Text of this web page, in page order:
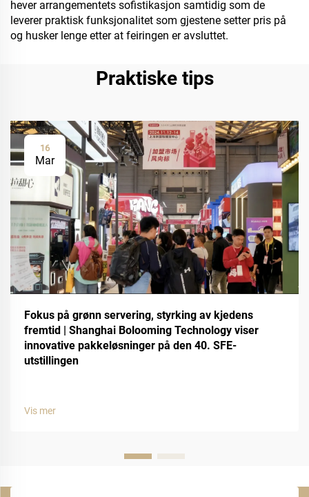
hever arrangementets sofistikasjon samtidig som de
leverer praktisk funksjonalitet som gjestene setter pris på
og husker lenge etter at feiringen er avsluttet.
Praktiske tips
16
Mar
Fokus på grønn servering, styrking av kjedens
fremtid | Shanghai Bolooming Technology viser
innovative pakkeløsninger på den 40. SFE-
utstillingen
Vis mer